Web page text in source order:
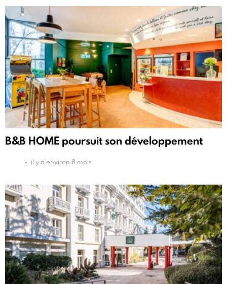
B&B HOME poursuit son développement
il y a environ 8 mois